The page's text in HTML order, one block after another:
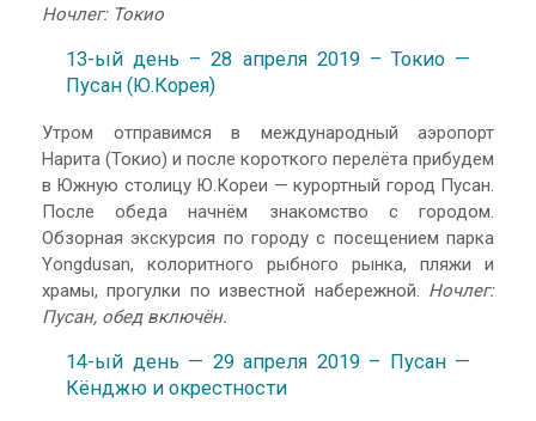
Ночлег: Токио
13-ый день – 28 апреля 2019 – Токио —
Пусан (Ю.Корея)
Утром отправимся в международный аэропорт
Нарита (Токио) и после короткого перелёта прибудем
в Южную столицу Ю.Кореи — курортный город Пусан.
После обеда начнём знакомство с городом.
Обзорная экскурсия по городу с посещением парка
Yongdusan, колоритного рыбного рынка, пляжи и
храмы, прогулки по известной набережной. Ночлег:
Пусан, обед включён.
14-ый день — 29 апреля 2019 – Пусан —
Кёнджю и окрестности